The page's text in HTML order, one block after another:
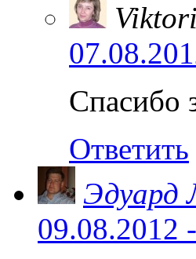
Спасибо
Ответить
Эдуард
09.08.2012